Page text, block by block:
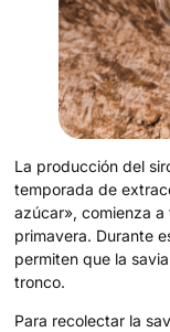
La producción del
temporada de
azúcar», comienza
primavera. Durante
permiten que la
tronco.
Para recolectar la